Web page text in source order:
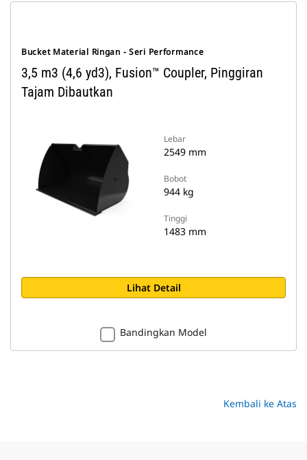
Bucket Material Ringan - Seri Performance
3,5 m3 (4,6 yd3), Fusion™ Coupler, Pinggiran
Tajam Dibautkan
Lebar
2549 mm
Bobot
944 kg
Tinggi
1483 mm
Lihat Detail
Bandingkan Model
Kembali ke Atas